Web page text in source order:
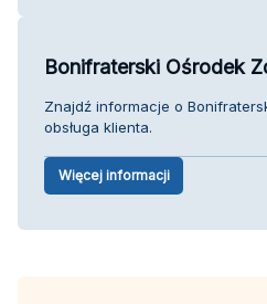
Bonifraterski Ośrodek
Znajdź informacje o
obsługa klienta.
Więcej informacji